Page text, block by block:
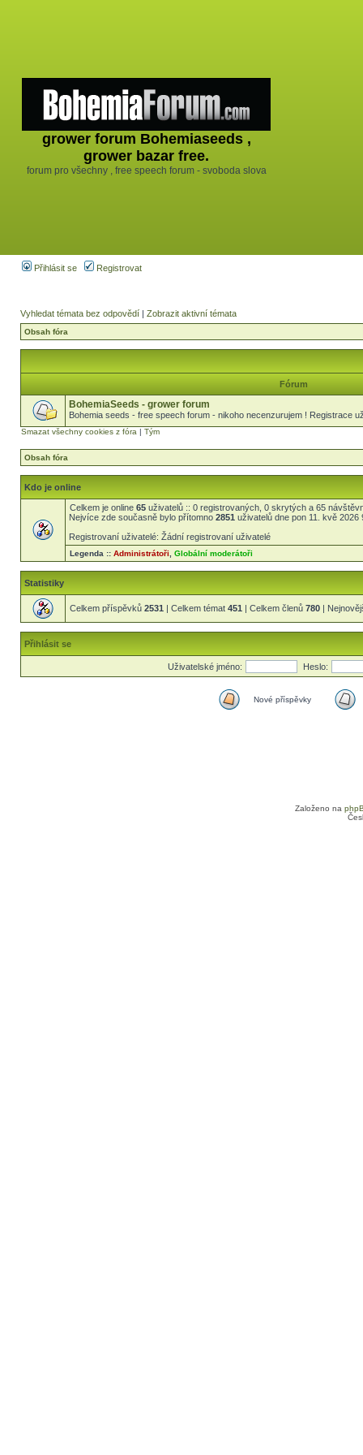
grower forum Bohemiaseeds ,
grower bazar free.
forum pro všechny , free speech forum - svoboda slova
Přihlásit se Registrovat
Vyhledat témata bez odpovědí | Zobrazit aktivní témata
Obsah fóra
Fórum
BohemiaSeeds - grower forum
Bohemia seeds - free speech forum - nikoho necenzurujem ! Registrace
Smazat všechny cookies z fóra | Tým
Obsah fóra
Kdo je online
Celkem je online 65 uživatelů :: 0 registrovaných, 0 skrytých a 65
Nejvíce zde současně bylo přítomno 2851 uživatelů dne pon 11. kvě 2026
Registrovaní uživatelé: Žádní registrovaní uživatelé
Legenda :: Administrátoři Globální moderátoři
Statistiky
Celkem příspěvků 2531 | Celkem témat 451 | Celkem členů 780 |
Přihlásit se
Uživatelské jméno: Heslo:
Nové příspěvky
Založeno na